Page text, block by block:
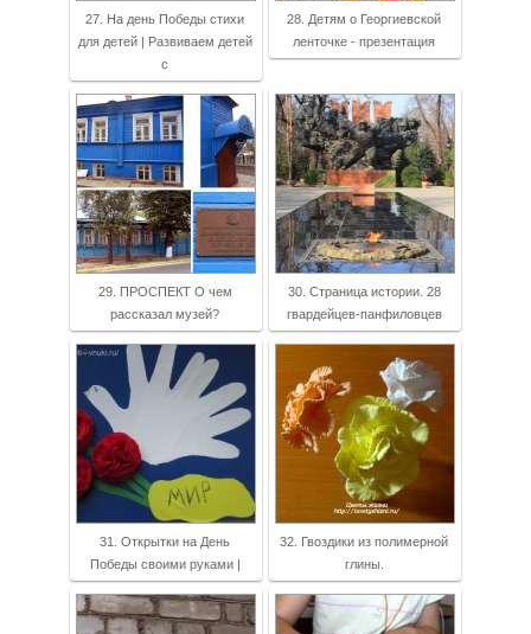
27. На день Победы стихи
для детей | Развиваем детей
с
28. Детям о Георгиевской
ленточке - презентация
29. ПРОСПЕКТ О чем
рассказал музей?
30. Страница истории. 28
гвардейцев-панфиловцев
31. Открытки на День
Победы своими руками |
32. Гвоздики из полимерной
глины.